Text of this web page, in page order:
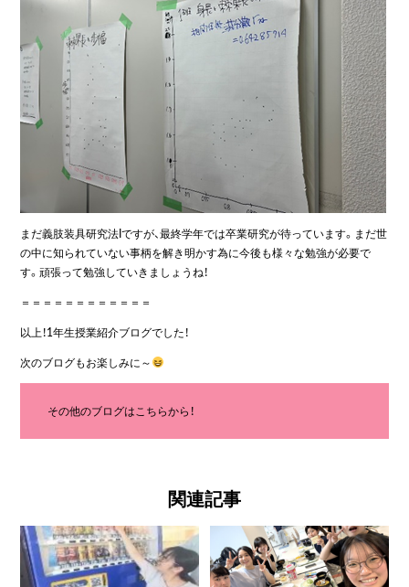
まだ義肢装具研究法Iですが、最終学年では卒業研究が待っています。まだ世
の中に知られていない事柄を解き明かす為に今後も様々な勉強が必要で
す。頑張って勉強していきましょうね！
＝＝＝＝＝＝＝＝＝＝＝＝
以上！1年生授業紹介ブログでした！
次のブログもお楽しみに～
その他のブログはこちらから！
関連記事